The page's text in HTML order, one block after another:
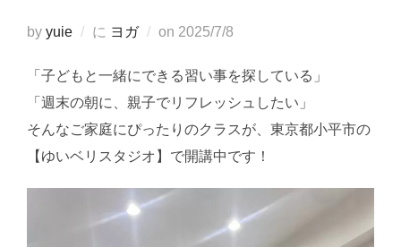
by yuie に ヨガ on 投
日:
2025/7/8
「子どもと一緒にできる習い事を探している」
「週末の朝に、親子でリフレッシュしたい」
そんなご家庭にぴったりのクラスが、東京都小平市の
【ゆいベリスタジオ】で開講中です！